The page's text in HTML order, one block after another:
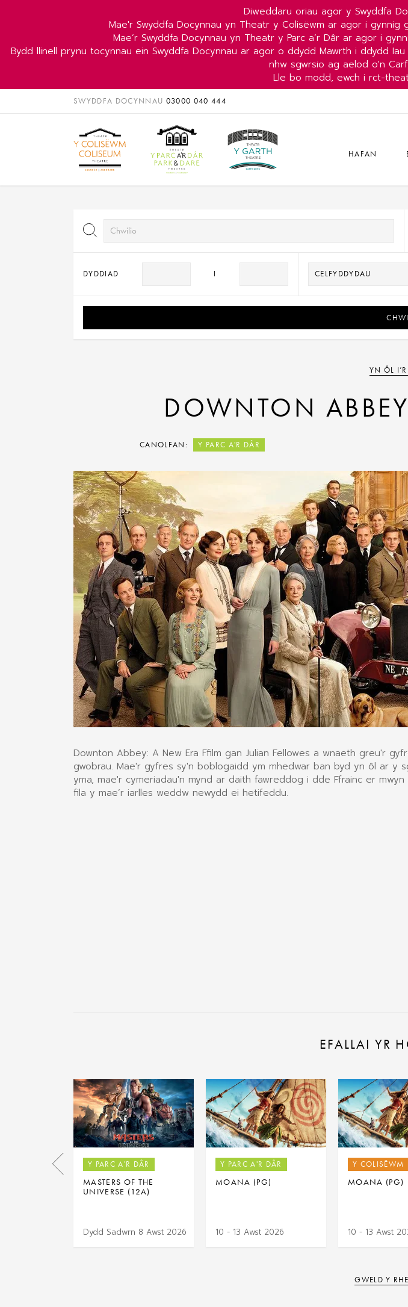
Diweddaru oriau agor y Swyddfa
Mae'r Swyddfa Docynnau yn Theatr y Colisëwm ar agor i
Mae’r Swyddfa Docynnau yn Theatr y Parc a’r Dâr ar agor i
Bydd llinell prynu tocynnau ein Swyddfa Docynnau ar agor o ddydd Mawrth i ddydd
nhw sgwrsio ag aelod o'n
Lle bo modd, ewch i rct-
SWYDDFA DOCYNNAU 03000 040 444
HAFAN
DYDDIAD I
YN ÔL I’R
DOWNTON
CANOLFAN: Y PARC A'R DÂR
Downton Abbey: A New Era Ffilm gan Julian Fellowes a wnaeth greu'r
gwobrau. Mae'r gyfres sy'n boblogaidd ym mhedwar ban byd yn ôl ar y
yma, mae'r cymeriadau'n mynd ar daith fawreddog i dde Ffrainc er
fila y mae’r iarlles weddw newydd ei hetifeddu.
EFALLAI YR
Y PARC A'R DÂR
MASTERS OF THE
UNIVERSE (12A)
Dydd Sadwrn 8 Awst 2026
Y PARC A'R DÂR
MOANA (PG)
10 - 13 Awst 2026
Y COLISËWM
MOANA (PG)
10 - 13 Awst
GWELD Y